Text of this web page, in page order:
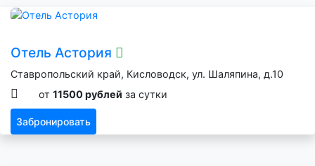
Отель Астория
Ставропольский край, Кисловодск, ул. Шаляпина, д.10
от 11500 рублей за сутки
Забронировать